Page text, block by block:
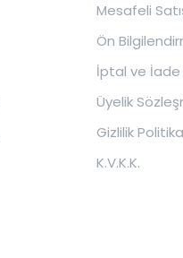
Mesafeli
Ön
İptal ve İade
Üyelik
Gizlilik
K.V.K.K.